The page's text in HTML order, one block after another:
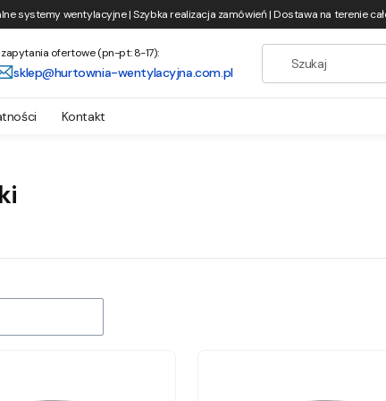
systemy wentylacyjne | Szybka realizacja zamówień | Dostawa na terenie
zapytania ofertowe (pn-pt: 8-17):
sklep@hurtownia-wentylacyjna.com.pl
Kontakt